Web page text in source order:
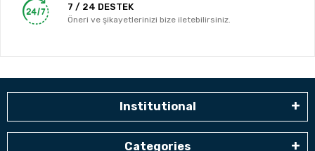
7 / 24 DESTEK
Öneri ve şikayetlerinizi bize iletebilirsiniz.
Institutional
Categories